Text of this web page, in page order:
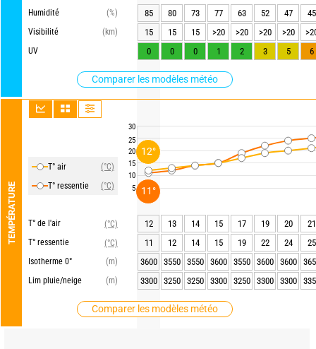
Humidité
(%)
Visibilité
(km)
UV
Comparer les modèles météo
TEMPÉRATURE
T° air
(°C)
T° ressentie
(°C)
T° de l'air
(°C)
T° ressentie
(°C)
Isotherme 0°
(m)
Lim pluie/neige
(m)
Comparer les modèles météo
30
25
20
15
10
5
85 80 73 77 63 52 47
45
15
15 15 >20 >20 >20 >20
0
0 0 1 2 3 5 6
12 13 14 15 17 19 20
21
11
12 14 15 19 22 24
25
3600
3550 3550 3600 3550 3600 3600
3300
3250 3250 3300 3250 3300 3300
12°
11°